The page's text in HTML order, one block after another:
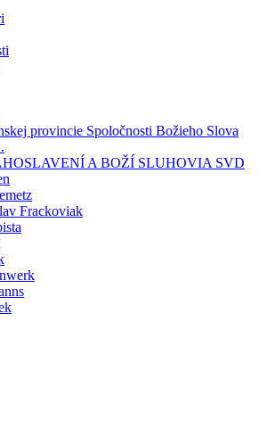
provincie Spoločnosti Božieho Slova
A BOŽÍ SLUHOVIA SVD
Frackoviak